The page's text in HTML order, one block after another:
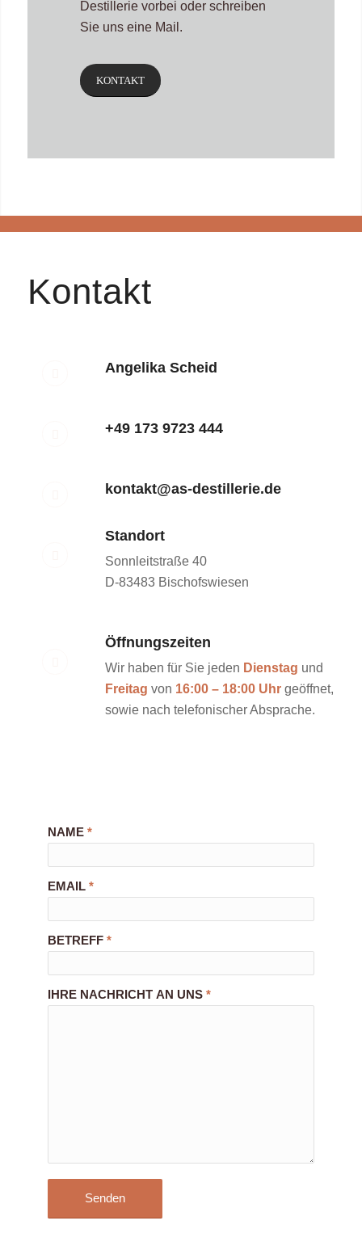
Destillerie vorbei oder schreiben
Sie uns eine Mail.
KONTAKT
Kontakt
Angelika Scheid
+49 173 9723 444
kontakt@as-destillerie.de
Standort
Sonnleitstraße 40
D-83483 Bischofswiesen
Öffnungszeiten
Wir haben für Sie jeden Dienstag und
Freitag von 16:00 – 18:00 Uhrgeöffnet,
sowie nach telefonischer Absprache.
NAME *
EMAIL *
BETREFF *
IHRE NACHRICHT AN UNS *